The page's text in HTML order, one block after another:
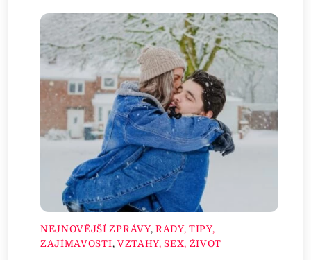
NEJNOVĚJŠÍ ZPRÁVY, RADY, TIPY,
ZAJÍMAVOSTI, VZTAHY, SEX, ŽIVOT